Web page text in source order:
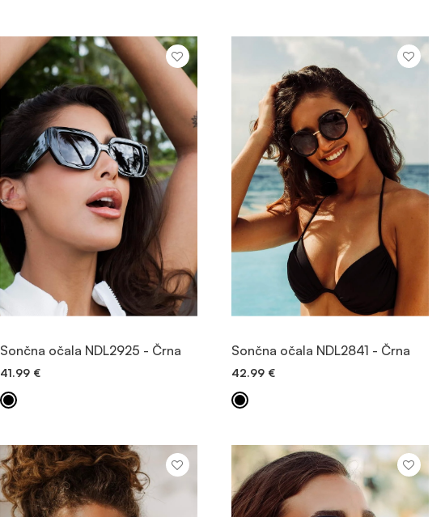
OGLED
Sončna očala NDL2925 - Črna
41.99 €
OGLED
Sončna očala NDL2841 - Črna
42.99 €